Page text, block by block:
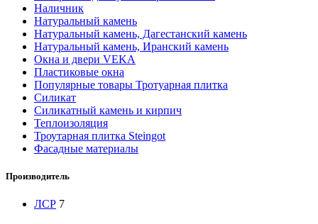
Наличник
Натуральный камень
Натуральный камень, Дагестанский камень
Натуральный камень, Иранский камень
Окна и двери VEKA
Пластиковые окна
Популярные товары Тротуарная плитка
Силикат
Силикатный камень и кирпич
Теплоизоляция
Троутарная плитка Steingot
Фасадные материалы
Производитель
ЛСР 7